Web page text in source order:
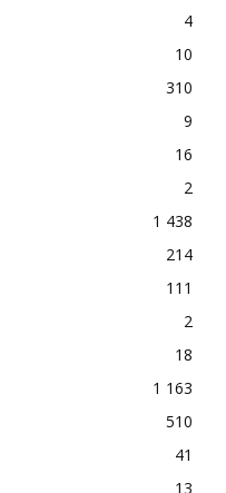
4
10
310
9
16
2
1 438
214
111
2
18
1 163
510
41
13